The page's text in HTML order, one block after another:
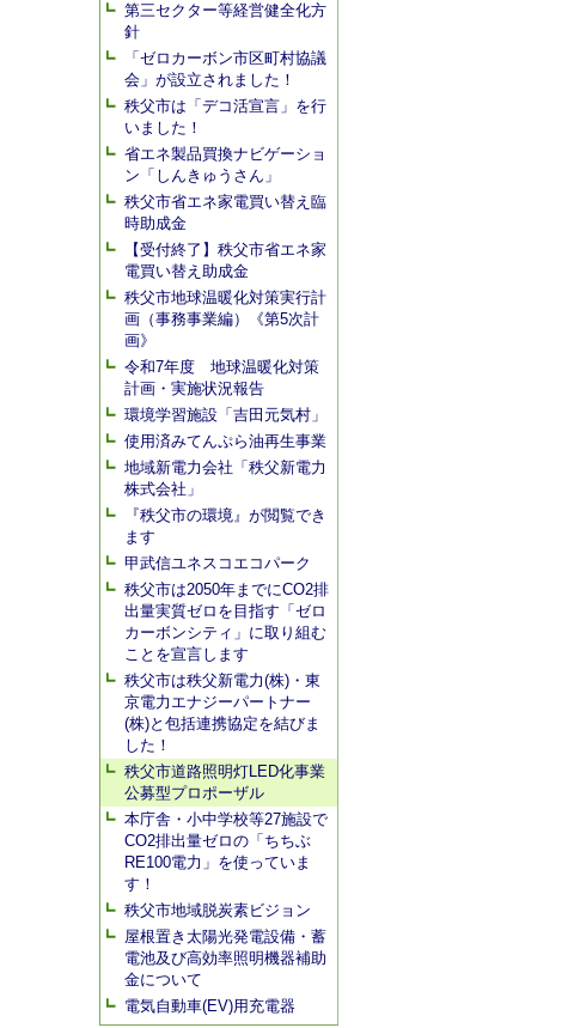
第三セクター等経営健全化方
針
「ゼロカーボン市区町村協議
会」が設立されました！
秩父市は「デコ活宣言」を行
いました！
省エネ製品買換ナビゲーショ
ン「しんきゅうさん」
秩父市省エネ家電買い替え臨
時助成金
【受付終了】秩父市省エネ家
電買い替え助成金
秩父市地球温暖化対策実行計
画（事務事業編）《第5次計
画》
令和7年度 地球温暖化対策
計画・実施状況報告
環境学習施設「吉田元気村」
使用済みてんぷら油再生事業
地域新電力会社「秩父新電力
株式会社」
『秩父市の環境』が閲覧でき
ます
甲武信ユネスコエコパーク
秩父市は2050年までにCO2排
出量実質ゼロを目指す「ゼロ
カーボンシティ」に取り組む
ことを宣言します
秩父市は秩父新電力(株)・東
京電力エナジーパートナー
(株)と包括連携協定を結びま
した！
秩父市道路照明灯LED化事業
公募型プロポーザル
本庁舎・小中学校等27施設で
CO2排出量ゼロの「ちちぶ
RE100電力」を使っていま
す！
秩父市地域脱炭素ビジョン
屋根置き太陽光発電設備・蓄
電池及び高効率照明機器補助
金について
電気自動車(EV)用充電器